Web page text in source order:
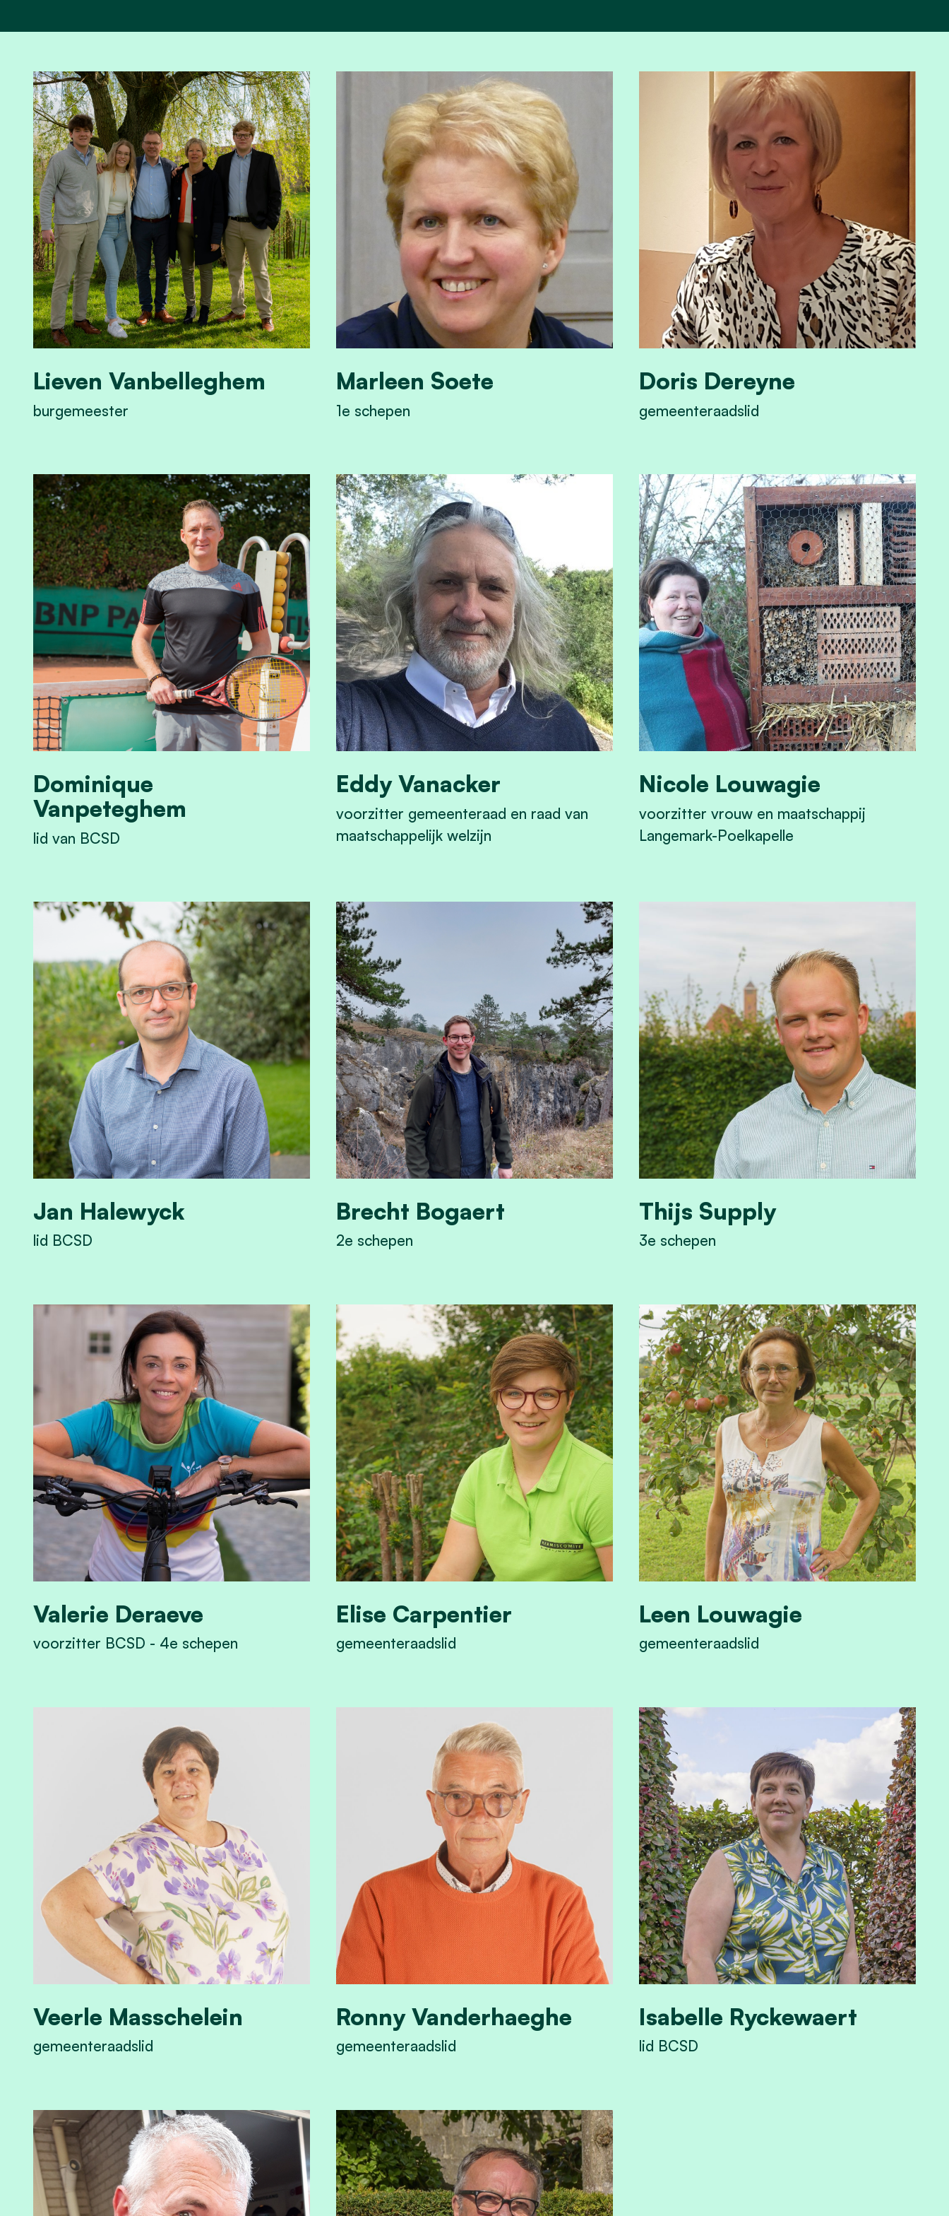
Lieven Vanbelleghem
burgemeester
Marleen Soete
1e schepen
Doris Dereyne
gemeenteraadslid
Dominique
Vanpeteghem
lid van BCSD
Eddy Vanacker
voorzitter gemeenteraad en raad van
maatschappelijk welzijn
Nicole Louwagie
voorzitter vrouw en maatschappij
Langemark-Poelkapelle
Jan Halewyck
lid BCSD
Brecht Bogaert
2e schepen
Thijs Supply
3e schepen
Valerie Deraeve
voorzitter BCSD - 4e schepen
Elise Carpentier
gemeenteraadslid
Leen Louwagie
gemeenteraadslid
Veerle Masschelein
gemeenteraadslid
Ronny Vanderhaeghe
gemeenteraadslid
Isabelle Ryckewaert
lid BCSD